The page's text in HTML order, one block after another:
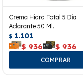
Crema Hidra Total 5 Día
Aclarante 50 Ml.
$ 1.101
$ 936 $ 936